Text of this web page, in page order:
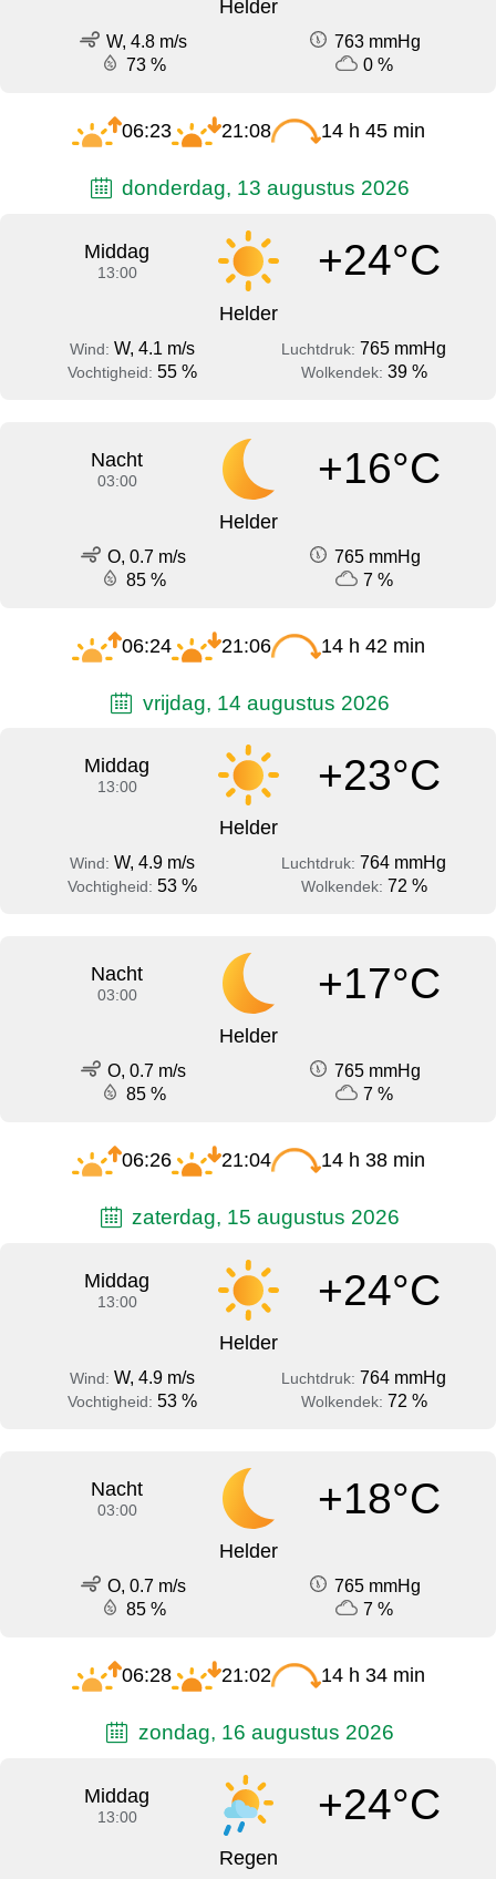
Helder
W, 4.8 m/s
763 mmHg
73 %
0 %
06:23 21:08 14 h 45 min
donderdag, 13 augustus 2026
Middag
13:00 +24°C
Helder
Wind: W, 4.1 m/s Luchtdruk: 765 mmHg
Vochtigheid: 55 % Wolkendek: 39 %
Nacht
03:00 +16°C
Helder
O, 0.7 m/s
765 mmHg
85 %
7 %
06:24 21:06 14 h 42 min
vrijdag, 14 augustus 2026
Middag
13:00 +23°C
Helder
Wind: W, 4.9 m/s Luchtdruk: 764 mmHg
Vochtigheid: 53 % Wolkendek: 72 %
Nacht
03:00 +17°C
Helder
O, 0.7 m/s
765 mmHg
85 %
7 %
06:26 21:04 14 h 38 min
zaterdag, 15 augustus 2026
Middag
13:00 +24°C
Helder
Wind: W, 4.9 m/s Luchtdruk: 764 mmHg
Vochtigheid: 53 % Wolkendek: 72 %
Nacht
03:00 +18°C
Helder
O, 0.7 m/s
765 mmHg
85 %
7 %
06:28 21:02 14 h 34 min
zondag, 16 augustus 2026
Middag
13:00 +24°C
Regen